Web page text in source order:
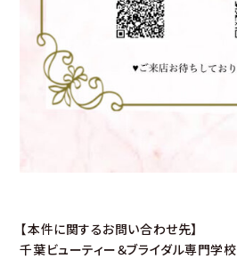
【本件に関するお問い合わせ先】
千葉ビューティー＆ブライダル専門学校